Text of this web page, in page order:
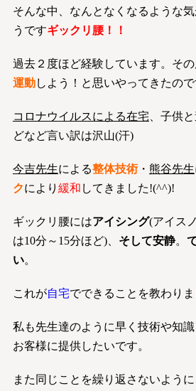
そんな中、なんとなくなるような
うですギックリ腰！！
過去２度ほど経験しています。その
運動しよう！と思いやってきたの
コロナウイルスによる在宅 、子供
どなど言い訳は沢山(汗)
今吉先生による整体技術・ 熊谷先生
クにより 緩和 してきました!(^^)!
ギックリ腰にはアイシング(アイス
は10分～15分ほど)、 そして安静。
い。
これが自宅でできることを教わりま
私も先生達のように早く技術や知
お客様に提供したいです。
また同じことを繰り返さないように